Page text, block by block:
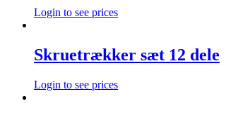
Login to see prices
Skruetrækker sæt 12 dele
Login to see prices